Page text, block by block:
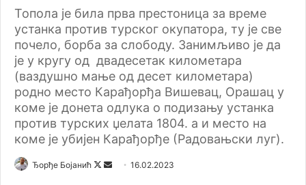
Топола је била прва престоница за време
устанка против турског окупатора, ту је све
почело, борба за слободу. Занимљиво је да
је у кругу од двадесетак километара
(ваздушно мање од десет километара)
родно место Карађорђа Вишевац, Орашац у
коме је донета одлука о подизању устанка
против турских џелата 1804. а и место на
коме је убијен Карађорђе (Радовањски луг).
Ђорђе Бојанић
F
16.02.2023